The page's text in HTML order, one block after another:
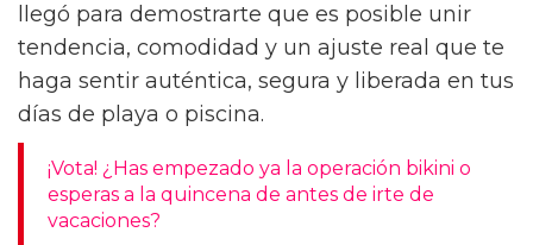
llegó para demostrarte que es posible unir
tendencia, comodidad y un ajuste real que te
haga sentir auténtica, segura y liberada en tus
días de playa o piscina.
¡Vota! ¿Has empezado ya la operación bikini o
esperas a la quincena de antes de irte de
vacaciones?